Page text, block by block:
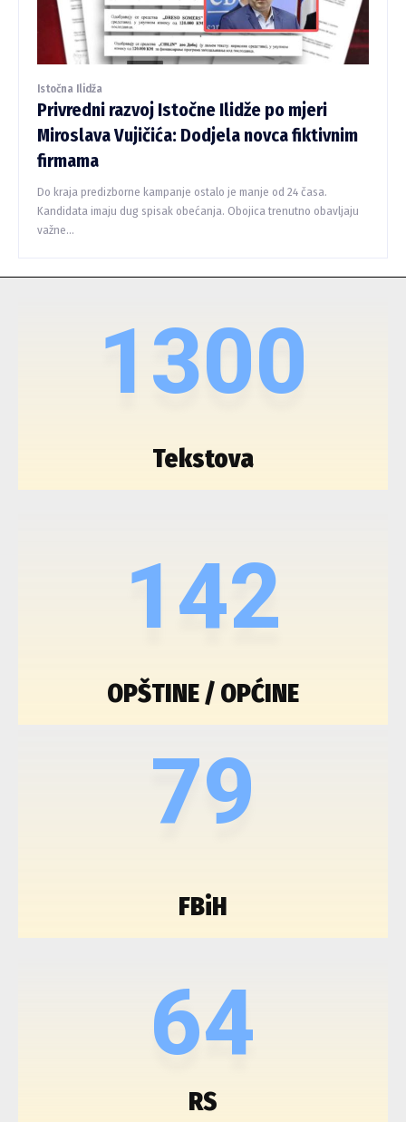
Istočna Ilidža
Privredni razvoj Istočne Ilidže po mjeri
Miroslava Vujičića: Dodjela novca fiktivnim
firmama
Do kraja predizborne kampanje ostalo je manje od 24 časa.
Kandidata imaju dug spisak obećanja. Obojica trenutno obavljaju
važne...
1300
Tekstova
142
OPŠTINE / OPĆINE
79
FBiH
64
RS